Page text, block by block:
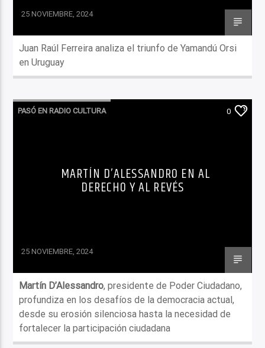
25 NOVIEMBRE, 2024
Juan Raúl Ferreira analiza el triunfo de Yamandú Orsi
en Uruguay
PASÓ EN RADIO CULTURA 0
MARTÍN D’ALESSANDRO EN AL
DERECHO Y AL REVÉS
25 NOVIEMBRE, 2024
Martín D’Alessandro, presidente de Poder Ciudadano,
profundiza en los desafíos de la democracia actual,
desde su erosión silenciosa hasta la necesidad de
fortalecer la participación ciudadana